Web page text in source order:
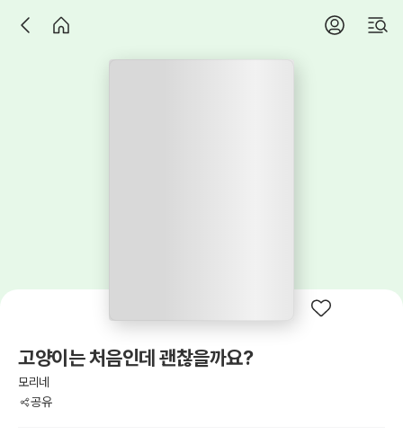
고양이는 처음인데 괜찮을까요?
모리네
공유